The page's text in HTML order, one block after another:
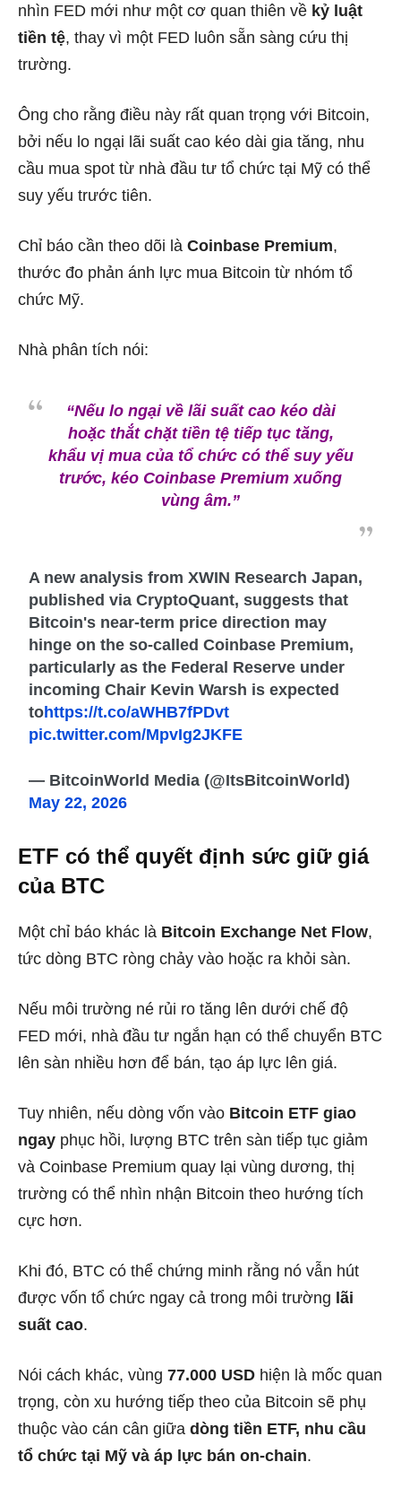
nhìn FED mới như một cơ quan thiên về kỷ luật
tiền tệ, thay vì một FED luôn sẵn sàng cứu thị
trường.
Ông cho rằng điều này rất quan trọng với Bitcoin,
bởi nếu lo ngại lãi suất cao kéo dài gia tăng, nhu
cầu mua spot từ nhà đầu tư tổ chức tại Mỹ có thể
suy yếu trước tiên.
Chỉ báo cần theo dõi là Coinbase Premium,
thước đo phản ánh lực mua Bitcoin từ nhóm tổ
chức Mỹ.
Nhà phân tích nói:
“Nếu lo ngại về lãi suất cao kéo dài
hoặc thắt chặt tiền tệ tiếp tục tăng,
khẩu vị mua của tổ chức có thể suy yếu
trước, kéo Coinbase Premium xuống
vùng âm.”
A new analysis from XWIN Research Japan,
published via CryptoQuant, suggests that
Bitcoin's near-term price direction may
hinge on the so-called Coinbase Premium,
particularly as the Federal Reserve under
incoming Chair Kevin Warsh is expected
tohttps://t.co/aWHB7fPDvt
pic.twitter.com/MpvIg2JKFE
— BitcoinWorld Media (@ItsBitcoinWorld)
May 22, 2026
ETF có thể quyết định sức giữ giá
của BTC
Một chỉ báo khác là Bitcoin Exchange Net Flow,
tức dòng BTC ròng chảy vào hoặc ra khỏi sàn.
Nếu môi trường né rủi ro tăng lên dưới chế độ
FED mới, nhà đầu tư ngắn hạn có thể chuyển BTC
lên sàn nhiều hơn để bán, tạo áp lực lên giá.
Tuy nhiên, nếu dòng vốn vào Bitcoin ETF giao
ngay phục hồi, lượng BTC trên sàn tiếp tục giảm
và Coinbase Premium quay lại vùng dương, thị
trường có thể nhìn nhận Bitcoin theo hướng tích
cực hơn.
Khi đó, BTC có thể chứng minh rằng nó vẫn hút
được vốn tổ chức ngay cả trong môi trường lãi
suất cao.
Nói cách khác, vùng 77.000 USD hiện là mốc quan
trọng, còn xu hướng tiếp theo của Bitcoin sẽ phụ
thuộc vào cán cân giữa dòng tiền ETF, nhu cầu
tổ chức tại Mỹ và áp lực bán on-chain.